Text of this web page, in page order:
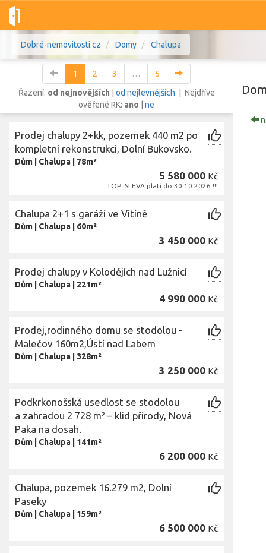
Dobré-nemovitosti.cz Domy Chalupa
1 2 3 …
5
Řazení: od nejnovějších od nejlevnějších | Nejdříve
ověřené RK: ano ne
Prodej chalupy 2+kk, pozemek 440 m2 po
kompletní rekonstrukci, Dolní Bukovsko.
Dům Chalupa 78m²
5 580 000 Kč
TOP: SLEVA platí do 30.10.2026 !!!
Chalupa 2+1 s garáží ve Vitíně
Dům Chalupa 60m²
3 450 000 Kč
Prodej chalupy v Kolodějích nad Lužnicí
Dům Chalupa 221m²
4 990 000 Kč
Prodej,rodinného domu se stodolou -
Malečov 160m2,Ústí nad Labem
Dům Chalupa 328m²
3 250 000 Kč
Podkrkonošská usedlost se stodolou
a zahradou 2 728 m² – klid přírody, Nová
Paka na dosah.
Dům Chalupa 141m²
6 200 000 Kč
Chalupa, pozemek 16.279 m2, Dolní
Paseky
Dům Chalupa 159m²
6 500 000 Kč